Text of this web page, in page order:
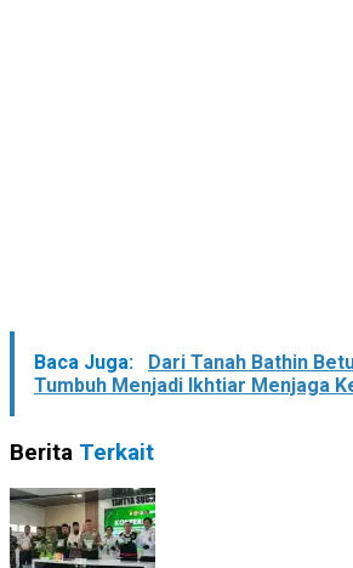
Baca Juga:
Dari Tanah Bathin
Tumbuh Menjadi Ikhtiar Menjaga
Berita Terkait